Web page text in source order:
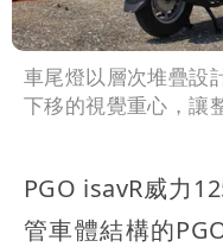
車尾燈以層次堆疊設
下移的視覺重心，讓
PGO isavR威力
管車體結構的